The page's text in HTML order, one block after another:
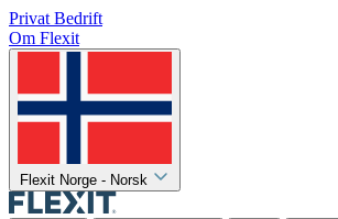
Privat Bedrift
Om Flexit
Flexit Norge - Norsk